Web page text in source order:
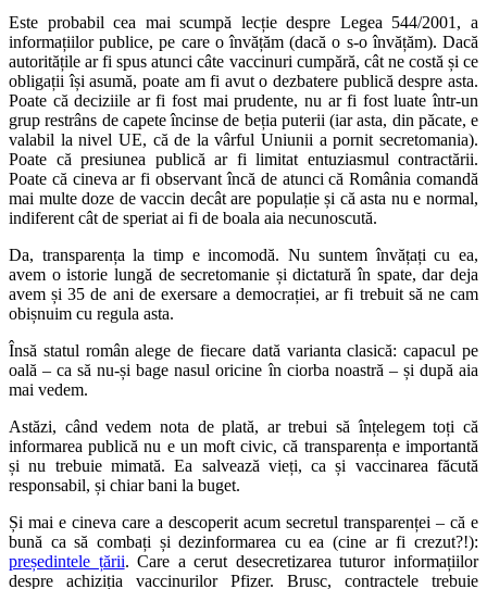
Este probabil cea mai scumpă lecție despre Legea 544/2001, a
informațiilor publice, pe care o învățăm (dacă o s-o învățăm). Dacă
autoritățile ar fi spus atunci câte vaccinuri cumpără, cât ne costă și ce
obligații își asumă, poate am fi avut o dezbatere publică despre asta.
Poate că deciziile ar fi fost mai prudente, nu ar fi fost luate într-un
grup restrâns de capete încinse de beția puterii (iar asta, din păcate, e
valabil la nivel UE, că de la vârful Uniunii a pornit secretomania).
Poate că presiunea publică ar fi limitat entuziasmul contractării.
Poate că cineva ar fi observant încă de atunci că România comandă
mai multe doze de vaccin decât are populație și că asta nu e normal,
indiferent cât de speriat ai fi de boala aia necunoscută.
Da, transparența la timp e incomodă. Nu suntem învățați cu ea,
avem o istorie lungă de secretomanie și dictatură în spate, dar deja
avem și 35 de ani de exersare a democrației, ar fi trebuit să ne cam
obișnuim cu regula asta.
Însă statul român alege de fiecare dată varianta clasică: capacul pe
oală – ca să nu-și bage nasul oricine în ciorba noastră – și după aia
mai vedem.
Astăzi, când vedem nota de plată, ar trebui să înțelegem toți că
informarea publică nu e un moft civic, că transparența e importantă
și nu trebuie mimată. Ea salvează vieți, ca și vaccinarea făcută
responsabil, și chiar bani la buget.
Și mai e cineva care a descoperit acum secretul transparenței – că e
bună ca să combați și dezinformarea cu ea (cine ar fi crezut?!):
președintele țării. Care a cerut desecretizarea tuturor informațiilor
despre achiziția vaccinurilor Pfizer. Brusc, contractele trebuie